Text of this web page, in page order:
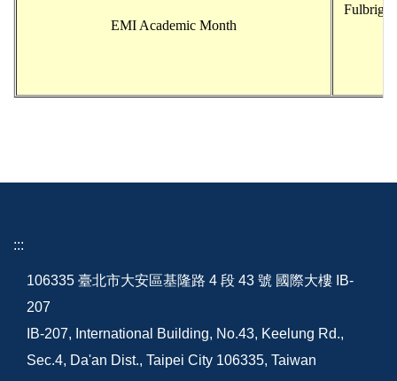
Fulbright
EMI Academic Month
:::
106335 臺北市大安區基隆路 4 段 43 號 國際大樓 IB-
207
IB-207, International Building, No.43, Keelung Rd.,
Sec.4, Da'an Dist., Taipei City 106335, Taiwan